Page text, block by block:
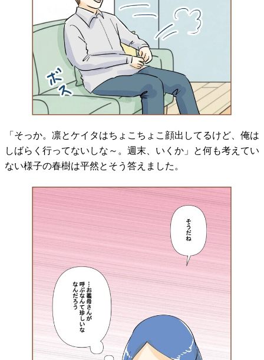
「そっか。凛とケイタはちょこちょこ顔出してるけど、俺は
しばらく行ってないしな～。週末、いくか」と何も考えてい
ない様子の春樹は平然とそう答えました。